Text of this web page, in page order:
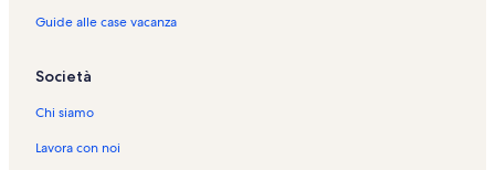
Guide alle case vacanza
Società
Chi siamo
Lavora con noi